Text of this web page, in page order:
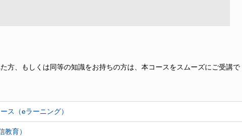
方、もしくは同等の知識をお持ちの方は、本コースをスムーズにご受講で
ス（eラーニング）
教育）